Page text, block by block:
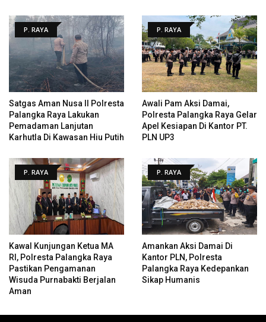
P. RAYA
Satgas Aman Nusa II Polresta
Palangka Raya Lakukan
Pemadaman Lanjutan
Karhutla Di Kawasan Hiu Putih
P. RAYA
Awali Pam Aksi Damai,
Polresta Palangka Raya Gelar
Apel Kesiapan Di Kantor PT.
PLN UP3
P. RAYA
Kawal Kunjungan Ketua MA
RI, Polresta Palangka Raya
Pastikan Pengamanan
Wisuda Purnabakti Berjalan
Aman
P. RAYA
Amankan Aksi Damai Di
Kantor PLN, Polresta
Palangka Raya Kedepankan
Sikap Humanis